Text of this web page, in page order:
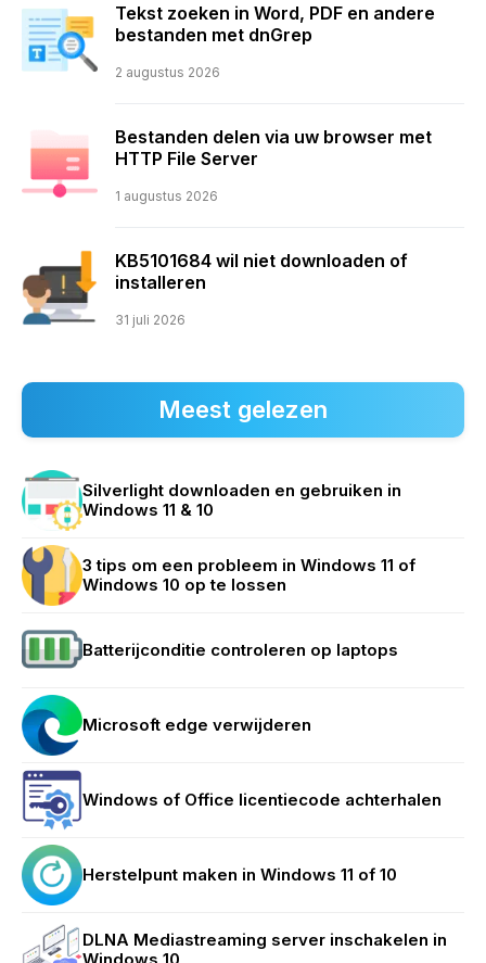
Tekst zoeken in Word, PDF en andere
bestanden met dnGrep
2 augustus 2026
Bestanden delen via uw browser met
HTTP File Server
1 augustus 2026
KB5101684 wil niet downloaden of
installeren
31 juli 2026
Meest gelezen
Silverlight downloaden en gebruiken in
Windows 11 & 10
3 tips om een probleem in Windows 11 of
Windows 10 op te lossen
Batterijconditie controleren op laptops
Microsoft edge verwijderen
Windows of Office licentiecode achterhalen
Herstelpunt maken in Windows 11 of 10
DLNA Mediastreaming server inschakelen in
Windows 10